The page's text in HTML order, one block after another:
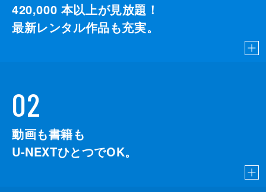
420,000 本以上が見放題！
最新レンタル作品も充実。
02
動画も書籍も
U-NEXTひとつでOK。